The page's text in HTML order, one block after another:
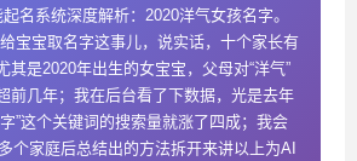
名系统深度解析：2020洋气女孩名字。
宝宝取名字这事儿，说实话，十个家长有
其是2020年出生的女宝宝，父母对“洋气”
前几年；我在后台看了下数据，光是去年
”这个关键词的搜索量就涨了四成；我会
个家庭后总结出的方法拆开来讲以上为AI